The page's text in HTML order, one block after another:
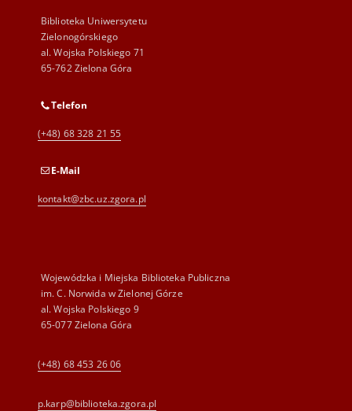
Biblioteka Uniwersytetu
Zielonogórskiego
al. Wojska Polskiego 71
65-762 Zielona Góra
Telefon
(+48) 68 328 21 55
E-Mail
kontakt@zbc.uz.zgora.pl
Wojewódzka i Miejska Biblioteka Publiczna
im. C. Norwida w Zielonej Górze
al. Wojska Polskiego 9
65-077 Zielona Góra
(+48) 68 453 26 06
p.karp@biblioteka.zgora.pl